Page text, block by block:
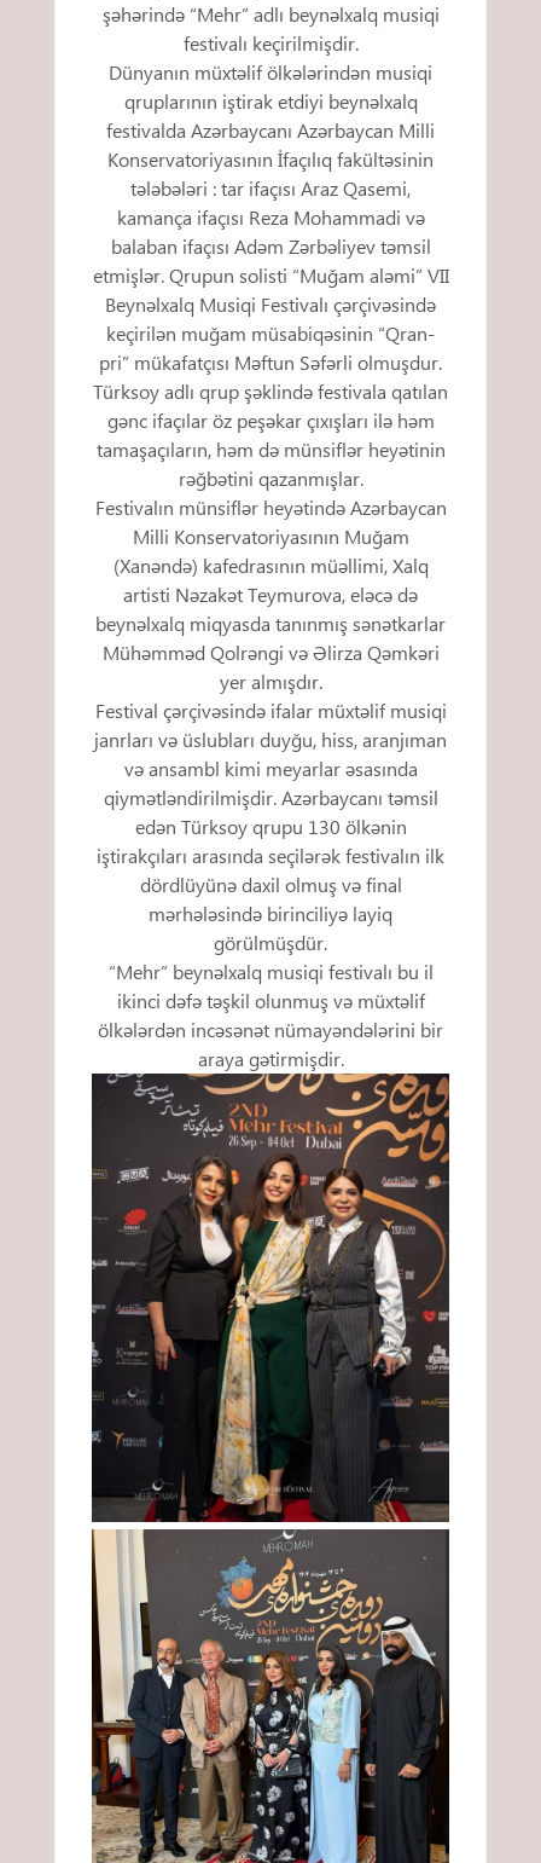
şəhərində “Mehr” adlı beynəlxalq musiqi
festivalı keçirilmişdir.
Dünyanın müxtəlif ölkələrindən musiqi
qruplarının iştirak etdiyi beynəlxalq
festivalda Azərbaycanı Azərbaycan Milli
Konservatoriyasının İfaçılıq fakültəsinin
tələbələri : tar ifaçısı Araz Qasemi,
kamança ifaçısı Reza Mohammadi və
balaban ifaçısı Adəm Zərbəliyev təmsil
etmişlər. Qrupun solisti “Muğam aləmi” VII
Beynəlxalq Musiqi Festivalı çərçivəsində
keçirilən muğam müsabiqəsinin “Qran-
pri” mükafatçısı Məftun Səfərli olmuşdur.
Türksoy adlı qrup şəklində festivala qatılan
gənc ifaçılar öz peşəkar çıxışları ilə həm
tamaşaçıların, həm də münsiflər heyətinin
rəğbətini qazanmışlar.
Festivalın münsiflər heyətində Azərbaycan
Milli Konservatoriyasının Muğam
(Xanəndə) kafedrasının müəllimi, Xalq
artisti Nəzakət Teymurova, eləcə də
beynəlxalq miqyasda tanınmış sənətkarlar
Mühəmməd Qolrəngi və Əlirza Qəmkəri
yer almışdır.
Festival çərçivəsində ifalar müxtəlif musiqi
janrları və üslubları duyğu, hiss, aranjıman
və ansambl kimi meyarlar əsasında
qiymətləndirilmişdir. Azərbaycanı təmsil
edən Türksoy qrupu 130 ölkənin
iştirakçıları arasında seçilərək festivalın ilk
dördlüyünə daxil olmuş və final
mərhələsində birinciliyə layiq
görülmüşdür.
“Mehr” beynəlxalq musiqi festivalı bu il
ikinci dəfə təşkil olunmuş və müxtəlif
ölkələrdən incəsənət nümayəndələrini bir
araya gətirmişdir.